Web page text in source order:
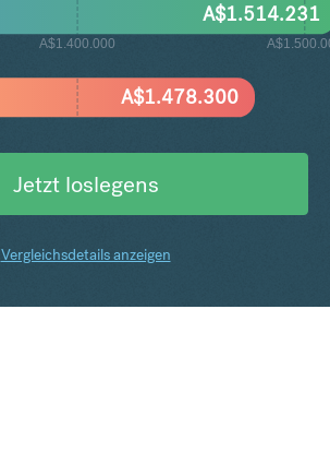
A$1.400.000
A$1.478.300
A$1.514.231
Jetzt loslegens
Vergleichsdetails anzeigen